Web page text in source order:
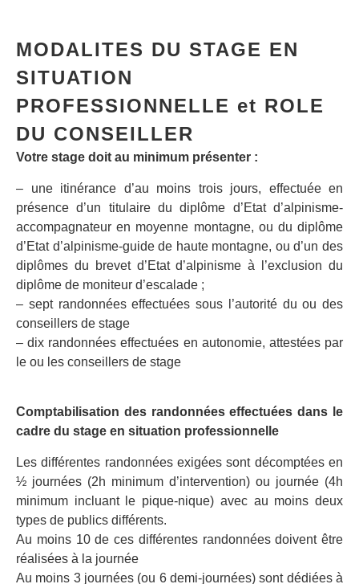
MODALITES DU STAGE EN
SITUATION
PROFESSIONNELLE et ROLE
DU CONSEILLER
Votre stage doit au minimum présenter :
– une itinérance d’au moins trois jours, effectuée en
présence d’un titulaire du diplôme d’Etat d’alpinisme-
accompagnateur en moyenne montagne, ou du diplôme
d’Etat d’alpinisme-guide de haute montagne, ou d’un des
diplômes du brevet d’Etat d’alpinisme à l’exclusion du
diplôme de moniteur d’escalade ;
– sept randonnées effectuées sous l’autorité du ou des
conseillers de stage
– dix randonnées effectuées en autonomie, attestées par
le ou les conseillers de stage
Comptabilisation des randonnées effectuées dans le
cadre du stage en situation professionnelle
Les différentes randonnées exigées sont décomptées en
½ journées (2h minimum d’intervention) ou journée (4h
minimum incluant le pique-nique) avec au moins deux
types de publics différents.
Au moins 10 de ces différentes randonnées doivent être
réalisées à la journée
Au moins 3 journées (ou 6 demi-journées) sont dédiées à